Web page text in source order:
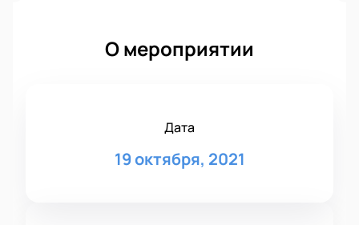
О мероприятии
Дата
19 октября, 2021